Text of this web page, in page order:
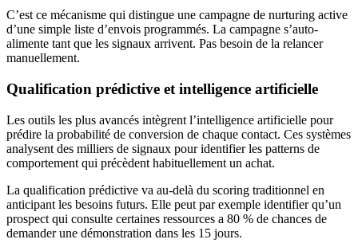
C’est ce mécanisme qui distingue une campagne de nurturing active
d’une simple liste d’envois programmés. La campagne s’auto-
alimente tant que les signaux arrivent. Pas besoin de la relancer
manuellement.
Qualification prédictive et intelligence artificielle
Les outils les plus avancés intègrent l’intelligence artificielle pour
prédire la probabilité de conversion de chaque contact. Ces systèmes
analysent des milliers de signaux pour identifier les patterns de
comportement qui précèdent habituellement un achat.
La qualification prédictive va au-delà du scoring traditionnel en
anticipant les besoins futurs. Elle peut par exemple identifier qu’un
prospect qui consulte certaines ressources a 80 % de chances de
demander une démonstration dans les 15 jours.